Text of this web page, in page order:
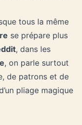
tous la même
se prépare plus
, dans les
, on parle surtout
de patrons et de
pliage magique